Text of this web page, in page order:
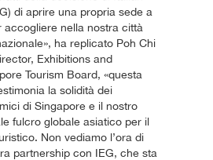
di aprire una propria sede a
accogliere nella nostra città
ha replicato Poh Chi
Exhibitions and
Tourism Board, «questa
la solidità dei
di Singapore e il nostro
fulcro globale asiatico per il
Non vediamo l’ora di
partnership con IEG, che sta